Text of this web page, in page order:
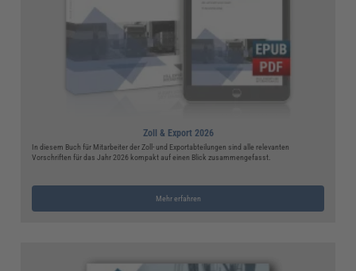
Zoll & Export 2026
In diesem Buch für Mitarbeiter der Zoll- und Exportabteilungen sind alle relevanten
Vorschriften für das Jahr 2026 kompakt auf einen Blick zusammengefasst.
Mehr erfahren